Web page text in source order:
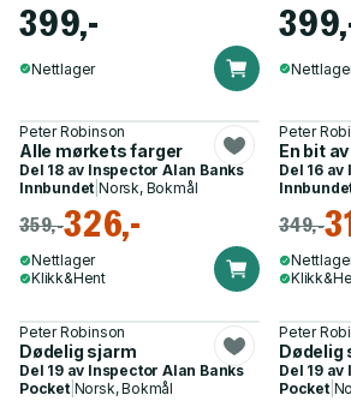
399,-
Nettlager
Peter Robinson
Alle mørkets farger
Del 18 av Inspector Alan Banks
Innbundet |Norsk, Bokmål
359,-326,-
Nettlager
Klikk&Hent
Peter
En bit
Del 16 av
349,-
Peter Robinson
Dødelig sjarm
Del 19 av Inspector Alan Banks
Pocket| Norsk, Bokmål
Peter
Dødelig
Del 19 av
Pocket|